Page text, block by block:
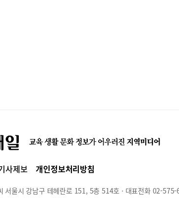
사제보 개인정보처리방침
서울시 강남구 테헤란로 151, 5층 514호 · 대표전화 02-